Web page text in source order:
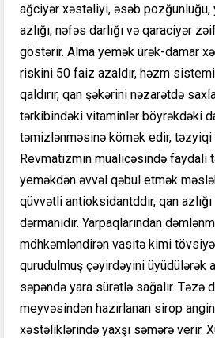
ağciyər xəstəliyi, əsəb
azlığı, nəfəs darlığı və qaraciyər
göstərir. Alma yemək ürək-damar
riskini 50 faiz azaldır, həzm
qaldırır, qan şəkərini nəzarətdə
tərkibindəki vitaminlər böyrəkdəki
təmizlənməsinə kömək edir, təzyiqi
Revmatizmin müalicəsində faydalı
yeməkdən əvvəl qəbul etmək
qüvvətli antioksidantddır, qan
dərmanıdır. Yarpaqlarından
möhkəmləndirən vasitə kimi tövsiyə
qurudulmuş çəyirdəyini üyüdülərək
səpəndə yara sürətlə sağalır. Təzə
meyvəsindən hazırlanan sirop
xəstəliklərində yaxşı səmərə verir.